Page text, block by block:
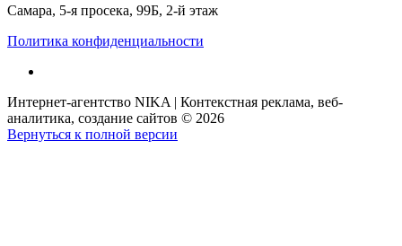
Самара, 5-я просека, 99Б, 2-й этаж
Политика конфиденциальности
Интернет-агентство NIKA | Контекстная реклама, веб-
аналитика, создание сайтов © 2026
Вернуться к полной версии